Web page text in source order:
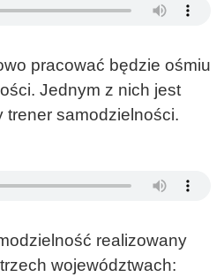
pracować będzie ośmiu
Jednym z nich jest
trener samodzielności.
realizowany
województwach: